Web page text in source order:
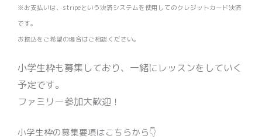
※お支払いは、stripeという決済システムを使用してのクレジットカード決済
です。
お振込をご希望の場合はご相談ください。
小学生枠も募集しており、一緒にレッスンをしていく
予定です。
ファミリー参加大歓迎！
小学生枠の募集要項はこちらから👇